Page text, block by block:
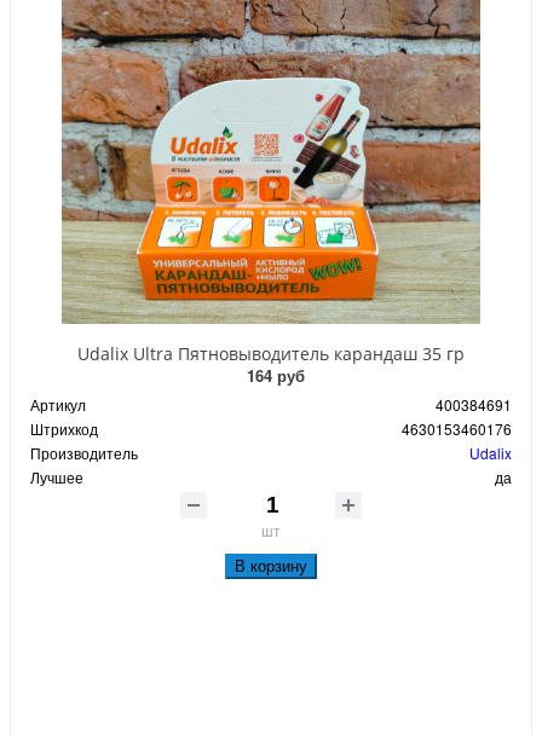
Udalix Ultra Пятновыводитель карандаш 35 гр
164 руб
Артикул
400384691
Штрихкод
4630153460176
Производитель
Udalix
Лучшее
да
шт
В корзину